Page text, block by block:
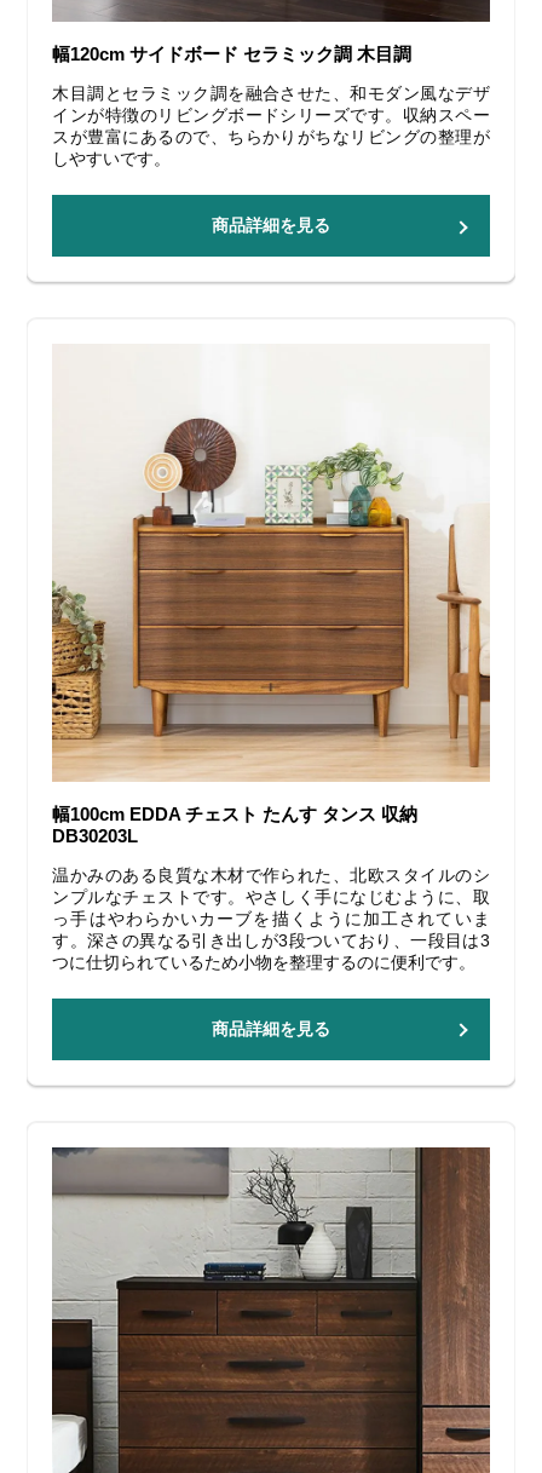
幅120cm サイドボード セラミック調 木目調
木目調とセラミック調を融合させた、和モダン風なデザ
インが特徴のリビングボードシリーズです。収納スペー
スが豊富にあるので、ちらかりがちなリビングの整理が
しやすいです。
商品詳細を見る
幅100cm EDDA チェスト たんす タンス 収納
DB30203L
温かみのある良質な木材で作られた、北欧スタイルのシ
ンプルなチェストです。やさしく手になじむように、取
っ手はやわらかいカーブを描くように加工されていま
す。深さの異なる引き出しが3段ついており、一段目は3
つに仕切られているため小物を整理するのに便利です。
商品詳細を見る